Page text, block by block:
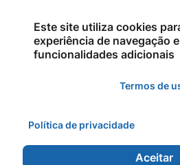
Ver Parcial
direitos
Este site utiliza cookies
experiência de navegação
funcionalidades adicionais
Termos de
Política de privacidade
Aceitar